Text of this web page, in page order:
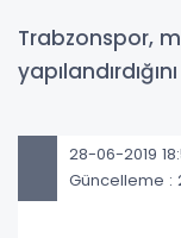
Trabzonspor,
28-06-2019
Güncelleme :